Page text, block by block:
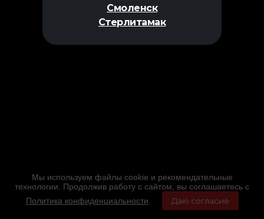
Смоленск
Стерлитамак
Мы используем файлы cookie и рекомендательные
технологии. Продолжив работу с сайтом, вы соглашаетесь с
Политика конфиденциальности
Даю согласие